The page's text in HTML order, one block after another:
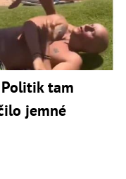
Politik tam
jemné